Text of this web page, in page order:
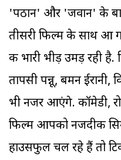
'पठान' और 'जवान' के
तीसरी फिल्म के साथ आ
की भारी भीड़ उमड़ रही
तापसी पन्नू, बमन
भी नजर आएंगे. कॉमेडी,
फिल्म आपको नजदीकी
हाउसफुल चल रहे हैं तो